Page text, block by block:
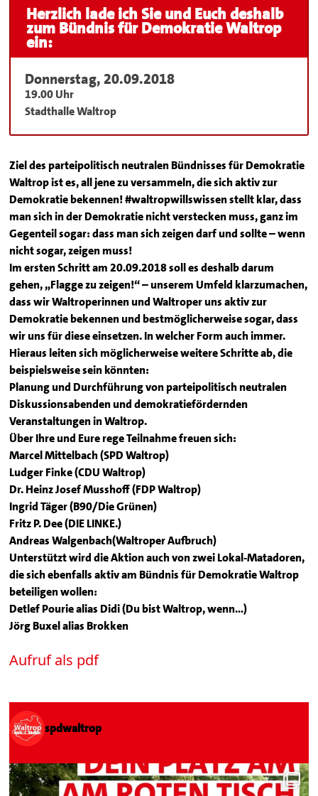
Herzlich lade ich Sie und Euch deshalb
zum Bündnis für Demokratie Waltrop
ein:
Donnerstag, 20.09.2018
19.00 Uhr
Stadthalle Waltrop
Ziel des parteipolitisch neutralen Bündnisses für Demokratie
Waltrop ist es, all jene zu versammeln, die sich aktiv zur
Demokratie bekennen! #waltropwillswissen stellt klar, dass
man sich in der Demokratie nicht verstecken muss, ganz im
Gegenteil sogar: dass man sich zeigen darf und sollte – wenn
nicht sogar, zeigen muss!
Im ersten Schritt am 20.09.2018 soll es deshalb darum
gehen, „Flagge zu zeigen!“ – unserem Umfeld klarzumachen,
dass wir Waltroperinnen und Waltroper uns aktiv zur
Demokratie bekennen und bestmöglicherweise sogar, dass
wir uns für diese einsetzen. In welcher Form auch immer.
Hieraus leiten sich möglicherweise weitere Schritte ab, die
beispielsweise sein könnten:
Planung und Durchführung von parteipolitisch neutralen
Diskussionsabenden und demokratiefördernden
Veranstaltungen in Waltrop.
Über Ihre und Eure rege Teilnahme freuen sich:
Marcel Mittelbach (SPD Waltrop)
Ludger Finke (CDU Waltrop)
Dr. Heinz Josef Musshoff (FDP Waltrop)
Ingrid Täger (B90/Die Grünen)
Fritz P. Dee (DIE LINKE.)
Andreas Walgenbach(Waltroper Aufbruch)
Unterstützt wird die Aktion auch von zwei Lokal-Matadoren,
die sich ebenfalls aktiv am Bündnis für Demokratie Waltrop
beteiligen wollen:
Detlef Pourie alias Didi (Du bist Waltrop, wenn…)
Jörg Buxel alias Brokken
Aufruf als pdf
spdwaltrop